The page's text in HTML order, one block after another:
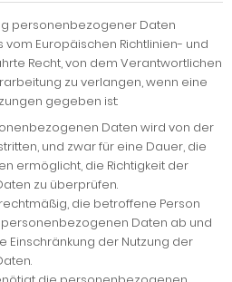
personenbezogener Daten
Europäischen Richtlinien- und
Recht, von dem Verantwortlichen
zu verlangen, wenn eine
gegeben ist:
Daten wird von der
und zwar für eine Dauer, die
ermöglicht, die Richtigkeit der
zu überprüfen.
die betroffene Person
Daten ab und
Einschränkung der Nutzung der